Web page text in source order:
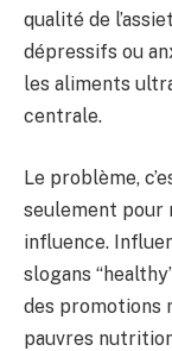
qualité de
dépressifs ou
les aliments
centrale.
Le problème,
seulement pour
influence.
slogans
des promotions
pauvres